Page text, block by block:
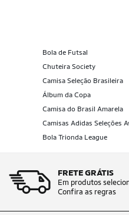
Bola de Futsal
Chuteira Society
Camisa Seleção Brasileira
Álbum da Copa
Camisa do Brasil Amarela
Camisas Adidas Seleções
Bola Trionda League
FRETE GRÁTIS
Em produtos
Confira as regras